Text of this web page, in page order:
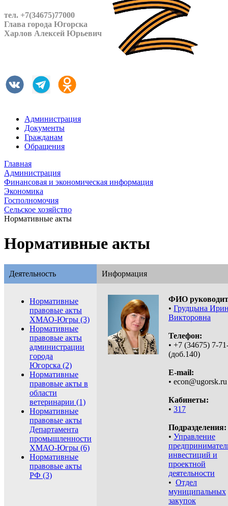
тел. +7(34675)77000
Глава города Югорска
Харлов Алексей Юрьевич
Администрация
Документы
Гражданам
Обращения
Главная
Администрация
Финансовая и экономическая информация
Экономика
Госполномочия
Сельское хозяйство
Нормативные акты
Нормативные акты
Деятельность Информация
Нормативные
правовые акты
ХМАО-Югры (3)
Нормативные
правовые акты
администрации
города
Югорска (2)
Нормативные
правовые акты в
области
ветеринарии (1)
Нормативные
правовые акты
Департамента
промышленности
ХМАО-Югры (6)
Нормативные
правовые акты
РФ (3)
ФИО
• Грудцына
Викторовна
Телефон:
• +7 (34675) 7-
(доб.140)
E-mail:
• econ@ugorsk.ru
Кабинеты:
• 317
Подразделения:
• Управление
инвестиций и
проектной
деятельности
• Отдел
муниципальных
закупок